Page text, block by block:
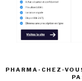
PHARMA-CHEZ-